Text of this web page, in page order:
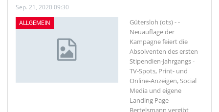
Sep. 21, 2020 09:30
ALLGEMEIN
Gütersloh (ots) - -
Neuauflage der
Kampagne feiert die
Absolventen des ersten
Stipendien-Jahrgangs -
TV-Spots, Print- und
Online-Anzeigen, Social
Media und eigene
Landing Page -
Bertelsmann vergibt